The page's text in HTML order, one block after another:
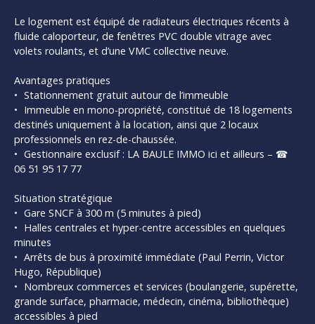
Le logement est équipé de radiateurs électriques récents à
fluide caloporteur, de fenêtres PVC double vitrage avec
volets roulants, et d’une VMC collective neuve.
Avantages pratiques
Stationnement gratuit autour de l’immeuble
Immeuble en mono-propriété, constitué de 18 logements
destinés uniquement à la location, ainsi que 2 locaux
professionnels en rez-de-chaussée.
Gestionnaire exclusif : LA BAULE IMMO ici et ailleurs – ☎
06 51 95 17 77
Situation stratégique
Gare SNCF à 300 m (5 minutes à pied)
Halles centrales et hyper-centre accessibles en quelques
minutes
Arrêts de bus à proximité immédiate (Paul Perrin, Victor
Hugo, République)
Nombreux commerces et services (boulangerie, supérette,
grande surface, pharmacie, médecin, cinéma, bibliothèque)
accessibles à pied